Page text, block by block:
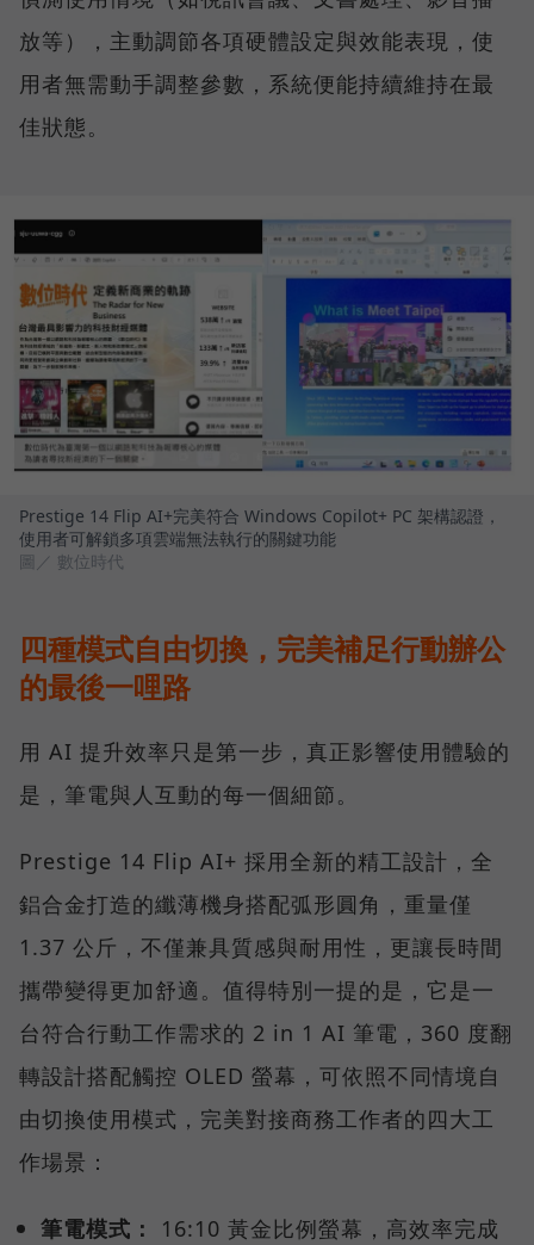
放等），主動調節各項硬體設定與效能表現，使
用者無需動手調整參數，系統便能持續維持在最
佳狀態。
Prestige 14 Flip AI+完美符合 Windows Copilot+ PC 架構認證，
使用者可解鎖多項雲端無法執行的關鍵功能
圖／ 數位時代
四種模式自由切換，完美補足行動辦公
的最後一哩路
用 AI 提升效率只是第一步，真正影響使用體驗的
是，筆電與人互動的每一個細節。
Prestige 14 Flip AI+ 採用全新的精工設計，全
鋁合金打造的纖薄機身搭配弧形圓角，重量僅
1.37 公斤，不僅兼具質感與耐用性，更讓長時間
攜帶變得更加舒適。值得特別一提的是，它是一
台符合行動工作需求的 2 in 1 AI 筆電，360 度翻
轉設計搭配觸控 OLED 螢幕，可依照不同情境自
由切換使用模式，完美對接商務工作者的四大工
作場景：
筆電模式：
16:10 黃金比例螢幕，高效率完成